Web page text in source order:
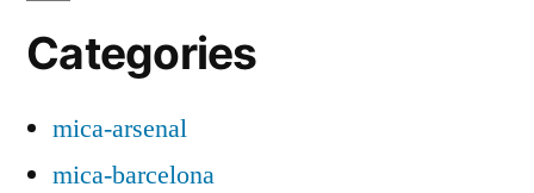
Categories
mica-arsenal
mica-barcelona